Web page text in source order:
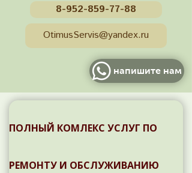
напишите нам
8-952-859-77-88
OtimusServis@yandex.ru
ПОЛНЫЙ КОМЛЕКС УСЛУГ ПО
РЕМОНТУ И ОБСЛУЖИВАНИЮ